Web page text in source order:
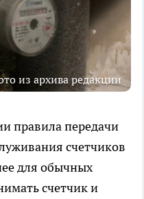
из архива редакции
правила передачи
счетчиков
для обычных
счетчик и